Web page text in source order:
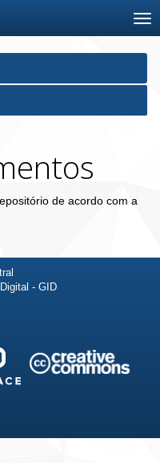
de acordo com a
- GID